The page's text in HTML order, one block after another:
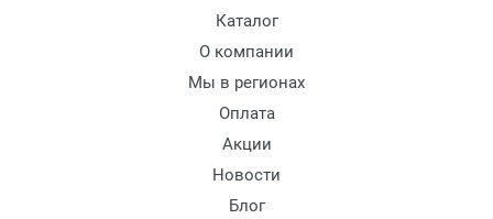
Доставляем товар по Москве компанией
Сдэк до ближайшего к вам пункта
Доставка транспортными компаниями по
Каталог
О компании
Мы в регионах
Оплата
Акции
Новости
Блог